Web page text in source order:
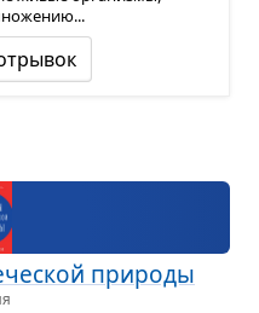
при­роды